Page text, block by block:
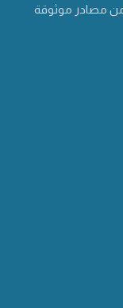
من مصادر موثوقة